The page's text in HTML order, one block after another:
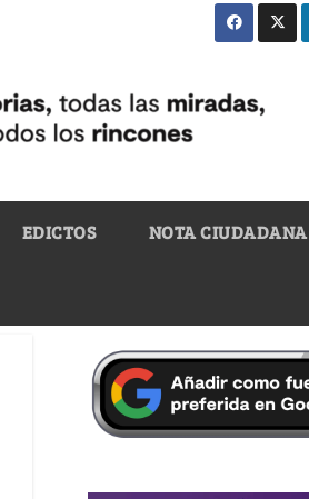
EDICTOS NOTA CIUDADANA